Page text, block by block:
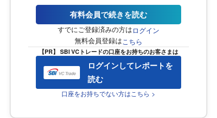
有料会員で続きを読む
すでにご登録済みの方はログイン
無料会員登録はこちら
【PR】 SBI VCトレードの口座をお持ちのお客さまは
ログインしてレポートを
読む
口座をお持ちでない方はこちら >